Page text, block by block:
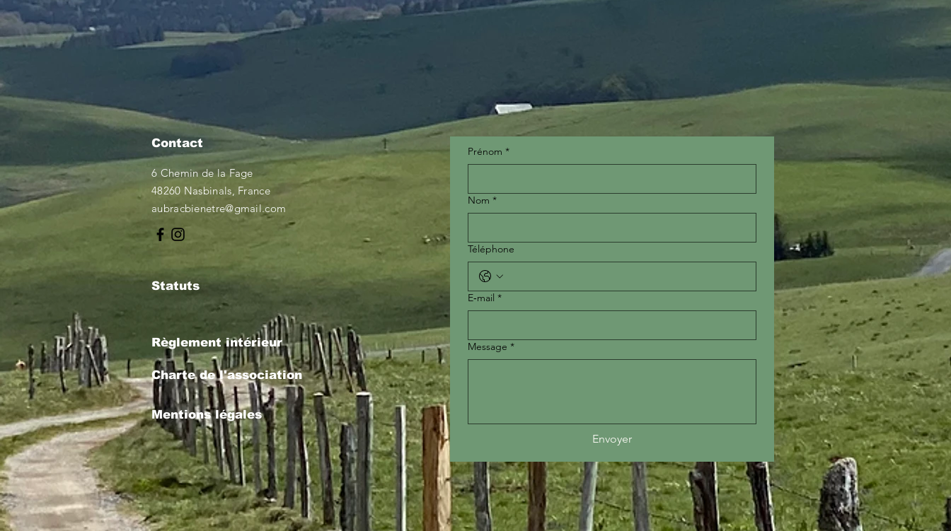
Contact
6 Chemin de la Fage
48260 Nasbinals, France
aubracbienetre@gmail.com
Statuts
Règlement intérieur
Charte de l'association
Mentions légales
Prénom *
Nom *
Téléphone
E‑mail *
Message *
Envoyer